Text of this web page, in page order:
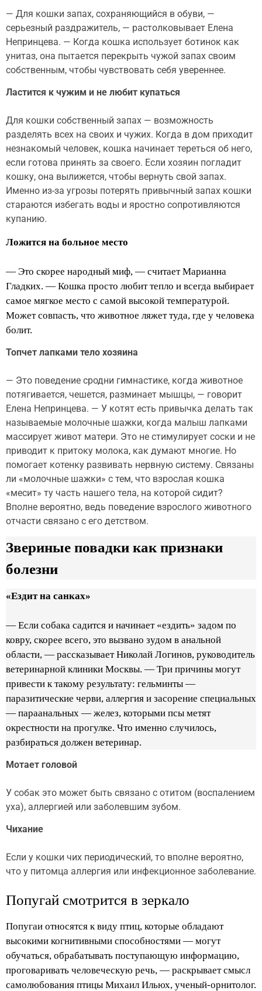
— Для кошки запах, сохраняющийся в обуви, —
серьезный раздражитель, — растолковывает Елена
Непринцева. — Когда кошка использует ботинок как
унитаз, она пытается перекрыть чужой запах своим
собственным, чтобы чувствовать себя увереннее.
Ластится к чужим и не любит купаться
Для кошки собственный запах — возможность
разделять всех на своих и чужих. Когда в дом приходит
незнакомый человек, кошка начинает тереться об него,
если готова принять за своего. Если хозяин погладит
кошку, она вылижется, чтобы вернуть свой запах.
Именно из-за угрозы потерять привычный запах кошки
стараются избегать воды и яростно сопротивляются
купанию.
Ложится на больное место
— Это скорее народный миф, — считает Марианна
Гладких. — Кошка просто любит тепло и всегда выбирает
самое мягкое место с самой высокой температурой.
Может совпасть, что животное ляжет туда, где у человека
болит.
Топчет лапками тело хозяина
— Это поведение сродни гимнастике, когда животное
потягивается, чешется, разминает мышцы, — говорит
Елена Непринцева. — У котят есть привычка делать так
называемые молочные шажки, когда малыш лапками
массирует живот матери. Это не стимулирует соски и не
приводит к притоку молока, как думают многие. Но
помогает котенку развивать нервную систему. Связаны
ли «молочные шажки» с тем, что взрослая кошка
«месит» ту часть нашего тела, на которой сидит?
Вполне вероятно, ведь поведение взрослого животного
отчасти связано с его детством.
Звериные повадки как признаки
болезни
«Ездит на санках»
— Если собака садится и начинает «ездить» задом по
ковру, скорее всего, это вызвано зудом в анальной
области, — рассказывает Николай Логинов, руководитель
ветеринарной клиники Москвы. — Три причины могут
привести к такому результату: гельминты —
паразитические черви, аллергия и засорение специальных
— параанальных — желез, которыми псы метят
окрестности на прогулке. Что именно случилось,
разбираться должен ветеринар.
Мотает головой
У собак это может быть связано с отитом (воспалением
уха), аллергией или заболевшим зубом.
Чихание
Если у кошки чих периодический, то вполне вероятно,
что у питомца аллергия или инфекционное заболевание.
Попугай смотрится в зеркало
Попугаи относятся к виду птиц, которые обладают
высокими когнитивными способностями — могут
обучаться, обрабатывать поступающую информацию,
проговаривать человеческую речь, — раскрывает смысл
самолюбования птицы Михаил Ильюх, ученый-орнитолог.